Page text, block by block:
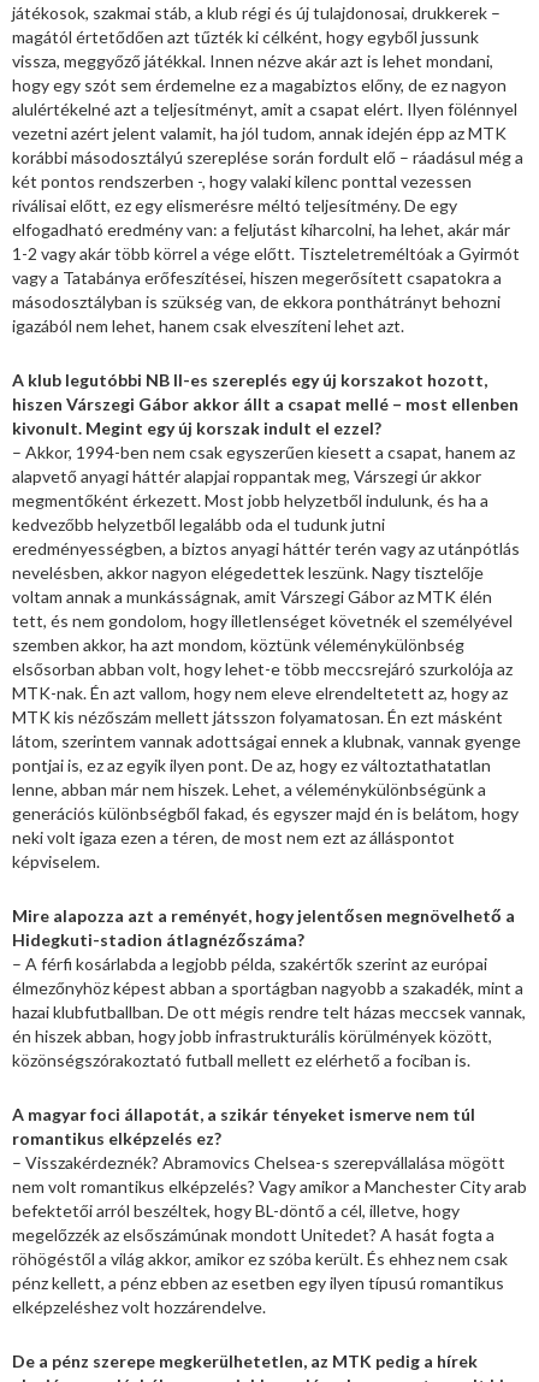
játékosok, szakmai stáb, a klub régi és új tulajdonosai, drukkerek –
magától értetődően azt tűzték ki célként, hogy egyből jussunk
vissza, meggyőző játékkal. Innen nézve akár azt is lehet mondani,
hogy egy szót sem érdemelne ez a magabiztos előny, de ez nagyon
alulértékelné azt a teljesítményt, amit a csapat elért. Ilyen fölénnyel
vezetni azért jelent valamit, ha jól tudom, annak idején épp az MTK
korábbi másodosztályú szereplése során fordult elő – ráadásul még a
két pontos rendszerben -, hogy valaki kilenc ponttal vezessen
riválisai előtt, ez egy elismerésre méltó teljesítmény. De egy
elfogadható eredmény van: a feljutást kiharcolni, ha lehet, akár már
1-2 vagy akár több körrel a vége előtt. Tiszteletreméltóak a Gyirmót
vagy a Tatabánya erőfeszítései, hiszen megerősített csapatokra a
másodosztályban is szükség van, de ekkora ponthátrányt behozni
igazából nem lehet, hanem csak elveszíteni lehet azt.
A klub legutóbbi NB II-es szereplés egy új korszakot hozott,
hiszen Várszegi Gábor akkor állt a csapat mellé – most ellenben
kivonult. Megint egy új korszak indult el ezzel?
– Akkor, 1994-ben nem csak egyszerűen kiesett a csapat, hanem az
alapvető anyagi háttér alapjai roppantak meg, Várszegi úr akkor
megmentőként érkezett. Most jobb helyzetből indulunk, és ha a
kedvezőbb helyzetből legalább oda el tudunk jutni
eredményességben, a biztos anyagi háttér terén vagy az utánpótlás
nevelésben, akkor nagyon elégedettek leszünk. Nagy tisztelője
voltam annak a munkásságnak, amit Várszegi Gábor az MTK élén
tett, és nem gondolom, hogy illetlenséget követnék el személyével
szemben akkor, ha azt mondom, köztünk véleménykülönbség
elsősorban abban volt, hogy lehet-e több meccsrejáró szurkolója az
MTK-nak. Én azt vallom, hogy nem eleve elrendeltetett az, hogy az
MTK kis nézőszám mellett játsszon folyamatosan. Én ezt másként
látom, szerintem vannak adottságai ennek a klubnak, vannak gyenge
pontjai is, ez az egyik ilyen pont. De az, hogy ez változtathatatlan
lenne, abban már nem hiszek. Lehet, a véleménykülönbségünk a
generációs különbségből fakad, és egyszer majd én is belátom, hogy
neki volt igaza ezen a téren, de most nem ezt az álláspontot
képviselem.
Mire alapozza azt a reményét, hogy jelentősen megnövelhető a
Hidegkuti-stadion átlagnézőszáma?
– A férfi kosárlabda a legjobb példa, szakértők szerint az európai
élmezőnyhöz képest abban a sportágban nagyobb a szakadék, mint a
hazai klubfutballban. De ott mégis rendre telt házas meccsek vannak,
én hiszek abban, hogy jobb infrastrukturális körülmények között,
közönségszórakoztató futball mellett ez elérhető a fociban is.
A magyar foci állapotát, a szikár tényeket ismerve nem túl
romantikus elképzelés ez?
– Visszakérdeznék? Abramovics Chelsea-s szerepvállalása mögött
nem volt romantikus elképzelés? Vagy amikor a Manchester City arab
befektetői arról beszéltek, hogy BL-döntő a cél, illetve, hogy
megelőzzék az elsőszámúnak mondott Unitedet? A hasát fogta a
röhögéstől a világ akkor, amikor ez szóba került. És ehhez nem csak
pénz kellett, a pénz ebben az esetben egy ilyen típusú romantikus
elképzeléshez volt hozzárendelve.
De a pénz szerepe megkerülhetetlen, az MTK pedig a hírek